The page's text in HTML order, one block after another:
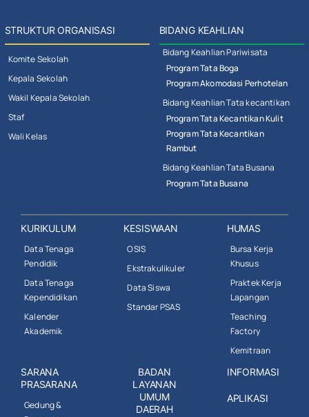
STRUKTUR ORGANISASI
Komite Sekolah
Kepala Sekolah
Wakil Kepala Sekolah
Staf
Wali Kelas
BIDANG KEAHLIAN
Bidang Keahlian Pariwisata
Program Tata Boga
Program Akomodasi Perhotelan
Bidang Keahlian Tata kecantikan
Program Tata Kecantikan Kulit
Program Tata Kecantikan
Rambut
Bidang Keahlian Tata Busana
Program Tata Busana
KURIKULUM
Data Tenaga
Pendidik
Data Tenaga
Kependidikan
Kalender
Akademik
KESISWAAN
OSIS
Ekstrakulikuler
Data Siswa
Standar PSAS
HUMAS
Bursa Kerja
Khusus
Praktek Kerja
Lapangan
Teaching
Factory
Kemitraan
SARANA
PRASARANA
Gedung &
BADAN
LAYANAN
UMUM
DAERAH
INFORMASI
APLIKASI